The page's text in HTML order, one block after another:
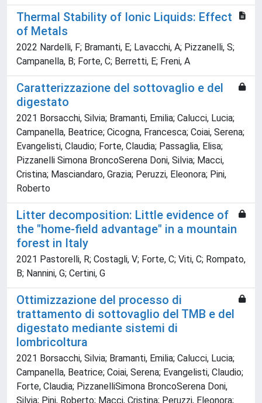
Thermal Stability of Ionic Liquids: Effect
of Metals
2022 Nardelli, F; Bramanti, E; Lavacchi, A; Pizzanelli, S;
Campanella, B; Forte, C; Berretti, E; Freni, A
Caratterizzazione del sottovaglio e del
digestato
2021 Borsacchi, Silvia; Bramanti, Emilia; Calucci, Lucia;
Campanella, Beatrice; Cicogna, Francesca; Coiai, Serena;
Evangelisti, Claudio; Forte, Claudia; Passaglia, Elisa;
Pizzanelli Simona BroncoSerena Doni, Silvia; Macci,
Cristina; Masciandaro, Grazia; Peruzzi, Eleonora; Pini,
Roberto
Litter decomposition: Little evidence of
the "home-field advantage" in a mountain
forest in Italy
2021 Pastorelli, R; Costagli, V; Forte, C; Viti, C; Rompato,
B; Nannini, G; Certini, G
Ottimizzazione del processo di
trattamento di sottovaglio del TMB e del
digestato mediante sistemi di
lombricoltura
2021 Borsacchi, Silvia; Bramanti, Emilia; Calucci, Lucia;
Campanella, Beatrice; Coiai, Serena; Evangelisti, Claudio;
Forte, Claudia; PizzanelliSimona BroncoSerena Doni,
Silvia; Pini, Roberto; Macci, Cristina; Peruzzi, Eleonora;